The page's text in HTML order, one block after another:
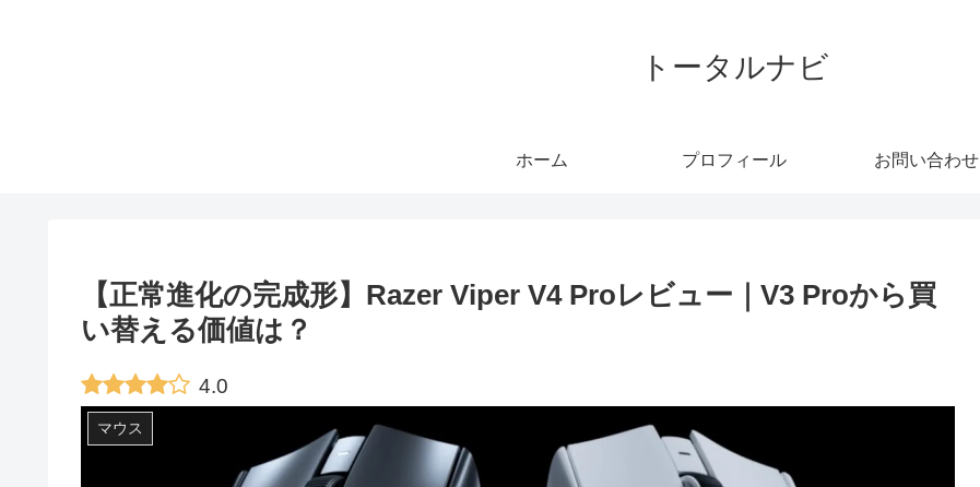
トータルナビ
ホーム プロフィール お問い合わせ
【正常進化の完成形】Razer Viper V4 Proレビュー｜V3 Proから買
い替える価値は？
4.0
マウス